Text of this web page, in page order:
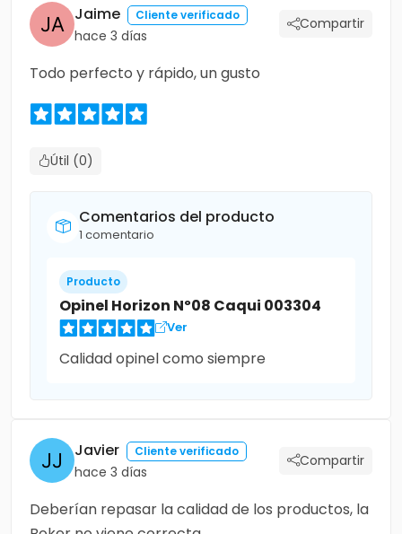
Jaime Cliente verificado
hace 3 días
Compartir
Todo perfecto y rápido, un gusto
Útil (0)
Comentarios del producto
1 comentario
Producto
Opinel Horizon Nº08 Caqui 003304
Ver
Calidad opinel como siempre
Javier Cliente verificado
hace 3 días
Compartir
Deberían repasar la calidad de los productos, la